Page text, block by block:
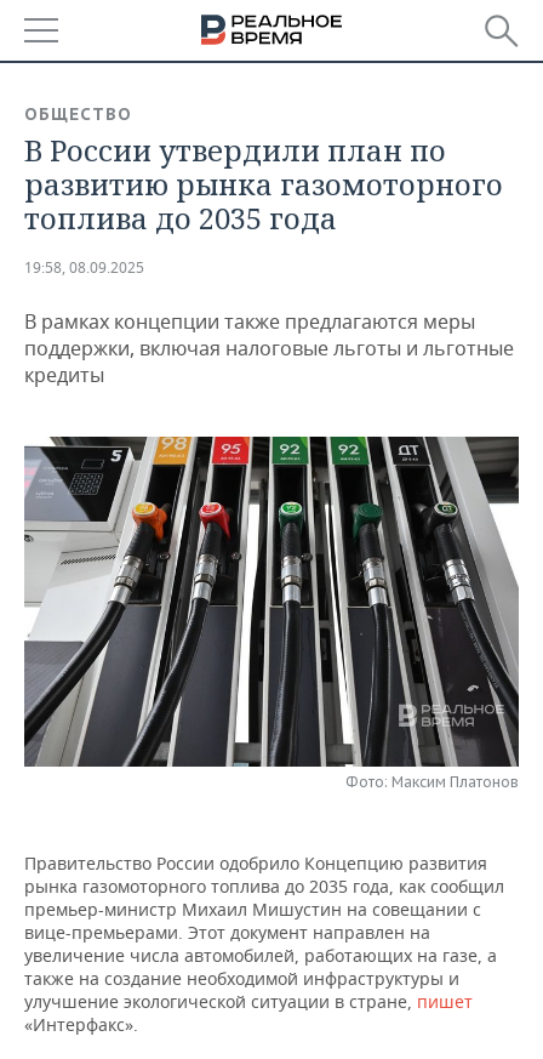
БАШКОРТОСТАН
ТАТАРСТАН
НОВОСТИ
АНАЛИТИКА
ДЕКЛАРАЦИИ О ДОХОДАХ
КОРОЛИ ГОСЗАКАЗА ПФО
КОМУ ПРИНАДЛЕЖАТ
ТОРГОВЫЕ ЦЕНТРЫ
ТАТАРСТАНА
НОВОСТИ ЭКОНОМИКИ
ФИНАНСЫ
БЮДЖЕТ
ИНВЕСТИЦИИ
ПРОМЫШЛЕННОСТЬ
НОВОСТИ
ПРОМЫШЛЕННОСТИ
АГРОПРОМ
МАШИНОСТРОЕНИЕ
НЕФТЕХИМИЯ
НЕФТЬ
ОПК
ЭНЕРГЕТИКА
НЕДВИЖИМОСТЬ
НОВОСТИ АВТО
БИЗНЕС
НОВОСТИ БИЗНЕСА
РОЗНИЧНАЯ ТОРГОВЛЯ
ТРАНСПОРТ
УСЛУГИ
ТЕХНОЛОГИИ
НОВОСТИ ТЕХНОЛОГИЙ
IT
МЕДИА
ТЕЛЕКОММУНИКАЦИИ
МЕРОПРИЯТИЯ
НОВОСТИ МЕРОПРИЯТИЙ
ВЫЕЗДНАЯ РЕДАКЦИЯ
БИЗНЕС-БРАНЧИ
ОТКРЫТАЯ ЛЕКЦИЯ
СПОРТ
НОВОСТИ СПОРТА
ФУТБОЛ
БАСКЕТБОЛ
ВОЛЕЙБОЛ
КИБЕРСПОРТ
ФИГУРНОЕ КАТАНИЕ
ОБЩЕСТВО
НОВОСТИ ОБЩЕСТВА
ИНФРАСТРУКТУРА
ИСТОРИЯ
КУЛЬТУРА
МЕДИЦИНА
ФОТОГАЛЕРЕЯ
СПРАВОЧНИК
СПИСОК ПЕРСОН
СПИСОК КОМПАНИЙ
ПОЛНАЯ ВЕРСИЯ
ОБЩЕСТВО
В России утвердили план по
развитию рынка газомоторного
топлива до 2035 года
19:58, 08.09.2025
В рамках концепции также предлагаются меры
поддержки, включая налоговые льготы и льготные
кредиты
Фото: Максим Платонов
Правительство России одобрило Концепцию развития
рынка газомоторного топлива до 2035 года, как сообщил
премьер-министр Михаил Мишустин на совещании с
вице-премьерами. Этот документ направлен на
увеличение числа автомобилей, работающих на газе, а
также на создание необходимой инфраструктуры и
улучшение экологической ситуации в стране, пишет
«Интерфакс».